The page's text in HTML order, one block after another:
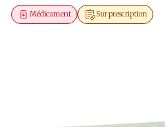
Sur prescription
Médicament